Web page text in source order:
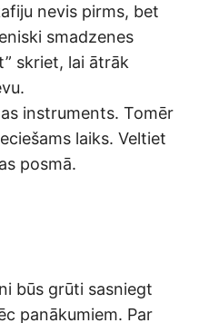
nevis pirms, bet
smadzenes
skriet, lai ātrāk
instruments. Tomēr
laiks. Veltiet
posmā.
būs grūti sasniegt
panākumiem. Par